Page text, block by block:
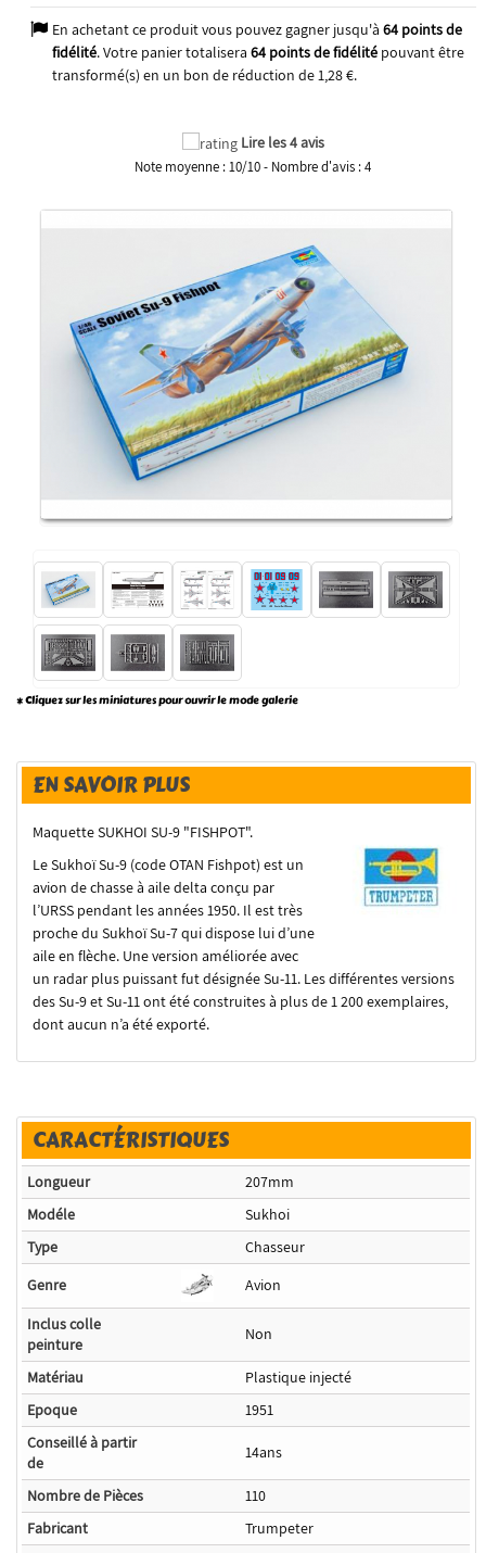
En achetant ce produit vous pouvez gagner jusqu'à 64points de
fidélité. Votre panier totalisera 64points de fidélitépouvant être
transformé(s) en un bon de réduction de1,28 €.
Lire les 4 avis
Note moyenne :10/10- Nombre d'avis :4
* Cliquez sur les miniatures pour ouvrir le mode galerie
EN SAVOIR PLUS
Maquette SUKHOI SU-9 "FISHPOT".
Le Sukhoï Su-9 (code OTAN Fishpot) est un
avion de chasse à aile delta conçu par
l’URSS pendant les années 1950. Il est très
proche du Sukhoï Su-7 qui dispose lui d’une
aile en flèche. Une version améliorée avec
un radar plus puissant fut désignée Su-11. Les différentes versions
des Su-9 et Su-11 ont été construites à plus de 1 200 exemplaires,
dont aucun n’a été exporté.
CARACTÉRISTIQUES
Longueur
207mm
Modéle
Sukhoi
Type
Chasseur
Genre
Avion
Inclus colle
peinture
Non
Matériau
Plastique injecté
Epoque
1951
Conseillé à partir
de
14ans
Nombre de Pièces
110
Fabricant
Trumpeter